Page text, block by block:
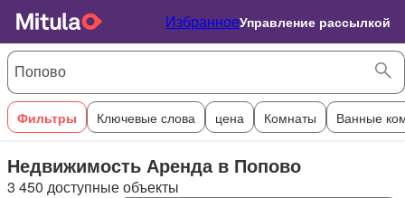
ИзбранноеУправление рассылкой
Фильтры Ключевые слова цена Комнаты Ванные
Недвижимость Аренда в Попово
3 450 доступные объекты